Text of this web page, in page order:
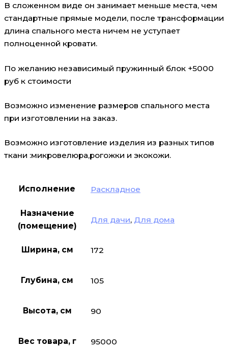
В сложенном виде он занимает меньше места, чем
стандартные прямые модели, после трансформации
длина спального места ничем не уступает
полноценной кровати.
По желанию независимый пружинный блок +5000
руб к стоимости
Возможно изменение размеров спального места
при изготовлении на заказ.
Возможно изготовление изделия из разных типов
ткани :микровелюра,рогожки и экокожи.
Исполнение Раскладное
Назначение
(помещение)
Для дачи, Для дома
Ширина, см 172
Глубина, см 105
Высота, см 90
Вес товара, г 95000